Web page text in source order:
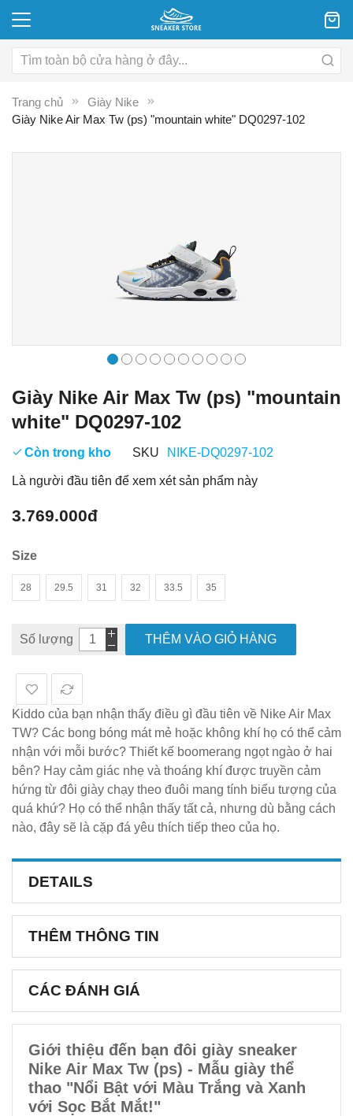
Trang chủ
Giày Nike
Giày Nike Air Max Tw (ps) "mountain white" DQ0297-102
Giày Nike Air Max Tw (ps) "mountain
white" DQ0297-102
Còn trong kho SKU NIKE-DQ0297-102
Là người đầu tiên để xem xét sản phẩm này
3.769.000đ
Size
28 29.5 31 32 33.5 35
Số lượng THÊM VÀO GIỎ HÀNG
Kiddo của bạn nhận thấy điều gì đầu tiên về Nike Air Max
TW? Các bong bóng mát mẻ hoặc không khí họ có thể cảm
nhận với mỗi bước? Thiết kế boomerang ngọt ngào ở hai
bên? Hay cảm giác nhẹ và thoáng khí được truyền cảm
hứng từ đôi giày chạy theo đuôi mang tính biểu tượng của
quá khứ? Họ có thể nhận thấy tất cả, nhưng dù bằng cách
nào, đây sẽ là cặp đá yêu thích tiếp theo của họ.
DETAILS
THÊM THÔNG TIN
CÁC ĐÁNH GIÁ
Giới thiệu đến bạn đôi giày sneaker
Nike Air Max Tw (ps) - Mẫu giày thể
thao "Nổi Bật với Màu Trắng và Xanh
với Sọc Bắt Mắt!"